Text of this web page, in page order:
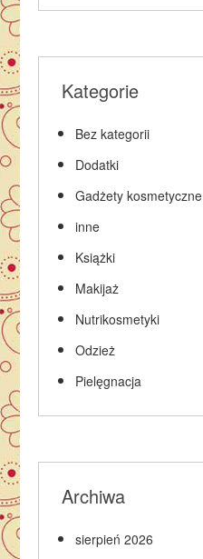
Kategorie
Bez kategorii
Dodatki
Gadżety kosmetyczne
inne
Książki
Makijaż
Nutrikosmetyki
Odzież
Pielęgnacja
Archiwa
sierpień 2026